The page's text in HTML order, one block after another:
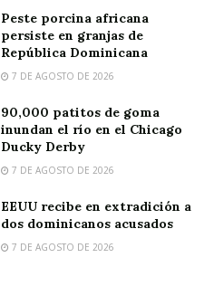
Peste porcina africana
persiste en granjas de
República Dominicana
7 DE AGOSTO DE 2026
90,000 patitos de goma
inundan el río en el Chicago
Ducky Derby
7 DE AGOSTO DE 2026
EEUU recibe en extradición a
dos dominicanos acusados
7 DE AGOSTO DE 2026